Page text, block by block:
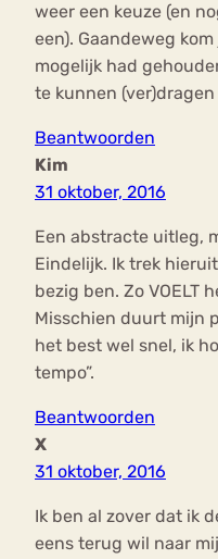
weer een keuze (en
een). Gaandeweg
mogelijk had
te kunnen
Beantwoorden
Kim
31 oktober, 2016
Een abstracte uitleg,
Eindelijk. Ik trek
bezig ben. Zo VOELT
Misschien duurt mijn
het best wel snel, ik
tempo”.
Beantwoorden
X
31 oktober, 2016
Ik ben al zover dat ik
eens terug wil naar